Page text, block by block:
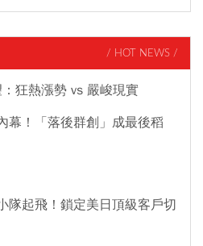
/ HOT NEWS /
狂熱漲勢 vs 嚴峻現實
幕！「落後群創」成最後稻
隊起飛！鎖定美日頂級客戶切